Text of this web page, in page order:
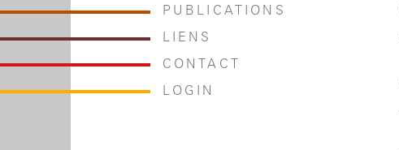
PUBLICATIONS
LIENS
CONTACT
LOGIN